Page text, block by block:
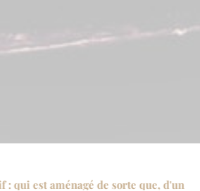
d'un point du bâtiment, on puisse